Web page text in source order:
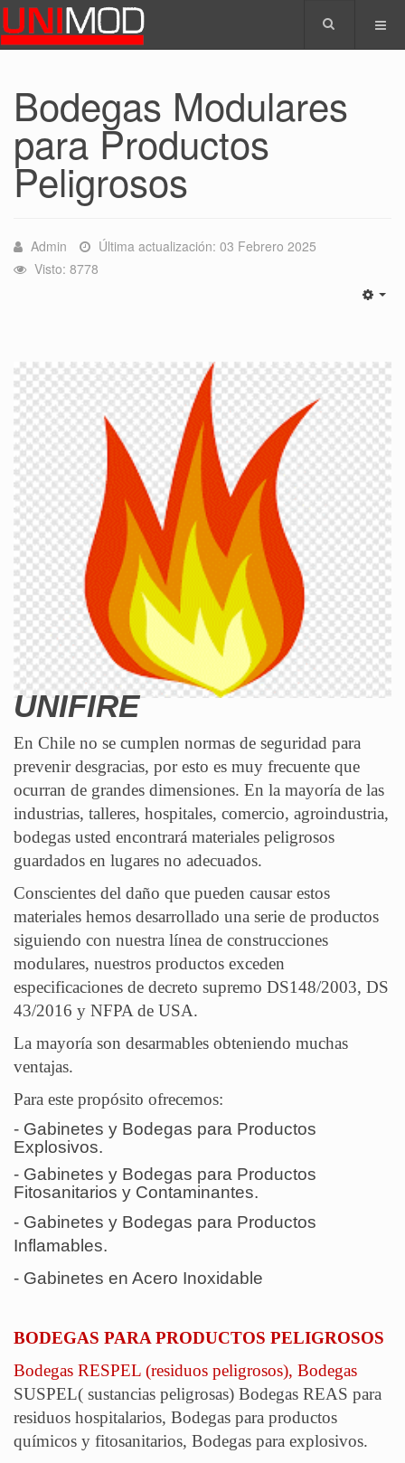
Bodegas Modulares
para Productos
Peligrosos
Admin
Última actualización: 03 Febrero 2025
Visto: 8778
UNIFIRE
En Chile no se cumplen normas de seguridad para
prevenir desgracias, por esto es muy frecuente que
ocurran de grandes dimensiones. En la mayoría de las
industrias, talleres, hospitales, comercio, agroindustria,
bodegas usted encontrará materiales peligrosos
guardados en lugares no adecuados.
Conscientes del daño que pueden causar estos
materiales hemos desarrollado una serie de productos
siguiendo con nuestra línea de construcciones
modulares, nuestros productos exceden
especificaciones de decreto supremo DS148/2003, DS
43/2016 y NFPA de USA.
La mayoría son desarmables obteniendo muchas
ventajas.
Para este propósito ofrecemos:
- Gabinetes y Bodegas para Productos
Explosivos.
- Gabinetes y Bodegas para Productos
Fitosanitarios y Contaminantes.
- Gabinetes y Bodegas para Productos
Inflamables.
- Gabinetes en Acero Inoxidable
BODEGAS PARA PRODUCTOS PELIGROSOS
Bodegas RESPEL (residuos peligrosos), Bodegas
SUSPEL( sustancias peligrosas) Bodegas REAS para
residuos hospitalarios, Bodegas para productos
químicos y fitosanitarios, Bodegas para explosivos.